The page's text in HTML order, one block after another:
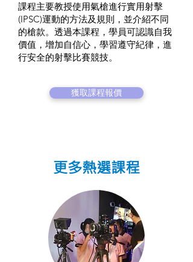
課程主要教授使用氣槍進行實用射擊
(IPSC)運動的方法及規則，並介紹不同
的槍款。透過本課程，學員可認識自我
價值，增加自信心，學習遵守紀律，進
行安全的射擊比賽競技。
獲取課程報價
更多熱選課程